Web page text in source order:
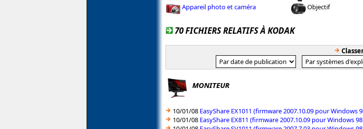
Appareil photo et caméra
Objectif
70 FICHIERS RELATIFS À KODAK
MONITEUR
10/01/08 EasyShare EX1011 (firmware 2007.10.09 pour Windows
10/01/08 EasyShare EX811 (firmware 2007.10.09 pour Windows